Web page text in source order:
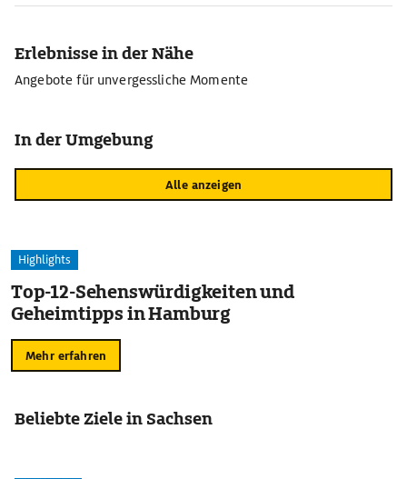
Erlebnisse in der Nähe
Angebote für unvergessliche Momente
In der Umgebung
Alle anzeigen
Highlights
Top-12-Sehenswürdigkeiten und
Geheimtipps in Hamburg
Mehr erfahren
Beliebte Ziele in Sachsen